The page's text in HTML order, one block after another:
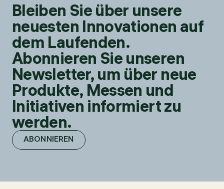
Bleiben Sie über unsere
neuesten Innovationen auf
dem Laufenden.
Abonnieren Sie unseren
Newsletter, um über neue
Produkte, Messen und
Initiativen informiert zu
werden.
ABONNIEREN